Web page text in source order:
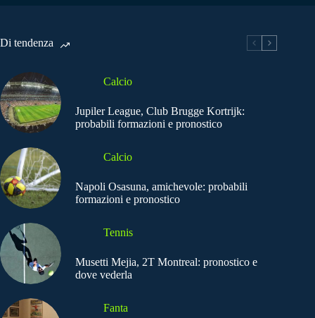
Di tendenza
Calcio
Jupiler League, Club Brugge Kortrijk:
probabili formazioni e pronostico
Calcio
Napoli Osasuna, amichevole: probabili
formazioni e pronostico
Tennis
Musetti Mejia, 2T Montreal: pronostico e
dove vederla
Fanta